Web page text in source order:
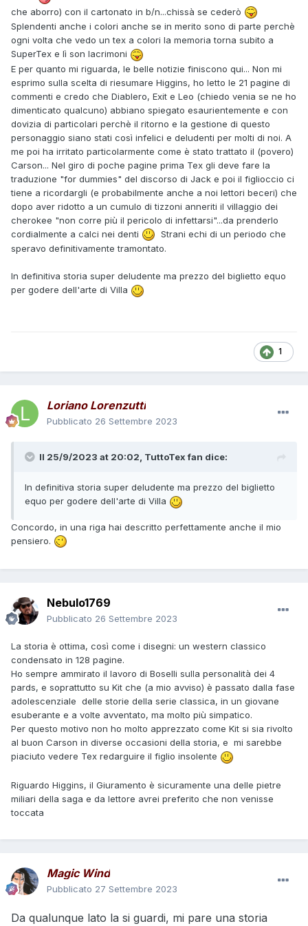
che aborro) con il cartonato in b/n...chissà se cederò
Splendenti anche i colori anche se in merito sono di parte perchè
ogni volta che vedo un tex a colori la memoria torna subito a
SuperTex e lì son lacrimoni
E per quanto mi riguarda, le belle notizie finiscono qui... Non mi
esprimo sulla scelta di riesumare Higgins, ho letto le 21 pagine di
commenti e credo che Diablero, Exit e Leo (chiedo venia se ne ho
dimenticato qualcuno) abbiano spiegato esaurientemente e con
dovizia di particolari perchè il ritorno e la gestione di questo
personaggio siano stati così infelici e deludenti per molti di noi. A
me poi ha irritato particolarmente come è stato trattato il (povero)
Carson... Nel giro di poche pagine prima Tex gli deve fare la
traduzione "for dummies" del discorso di Jack e poi il figlioccio ci
tiene a ricordargli (e probabilmente anche a noi lettori beceri) che
dopo aver ridotto a un cumulo di tizzoni anneriti il villaggio dei
cherokee "non corre più il pericolo di infettarsi"...da prenderlo
cordialmente a calci nei denti
Strani echi di un periodo che
speravo definitivamente tramontato.
In definitiva storia super deludente ma prezzo del biglietto equo
per godere dell'arte di Villa
1
Loriano Lorenzutti
Pubblicato 26 Settembre 2023
Il 25/9/2023 at 20:02, TuttoTex fan dice:
In definitiva storia super deludente ma prezzo del biglietto
equo per godere dell'arte di Villa
Concordo, in una riga hai descritto perfettamente anche il mio
pensiero.
Nebulo1769
Pubblicato 26 Settembre 2023
La storia è ottima, così come i disegni: un western classico
condensato in 128 pagine.
Ho sempre ammirato il lavoro di Boselli sulla personalità dei 4
pards, e soprattutto su Kit che (a mio avviso) è passato dalla fase
adolescenziale delle storie della serie classica, in un giovane
esuberante e a volte avventato, ma molto più simpatico.
Per questo motivo non ho molto apprezzato come Kit si sia rivolto
al buon Carson in diverse occasioni della storia, e mi sarebbe
piaciuto vedere Tex redarguire il figlio insolente
Riguardo Higgins, il Giuramento è sicuramente una delle pietre
miliari della saga e da lettore avrei preferito che non venisse
toccata
Magic Wind
Pubblicato 27 Settembre 2023
Da qualunque lato la si guardi, mi pare una storia